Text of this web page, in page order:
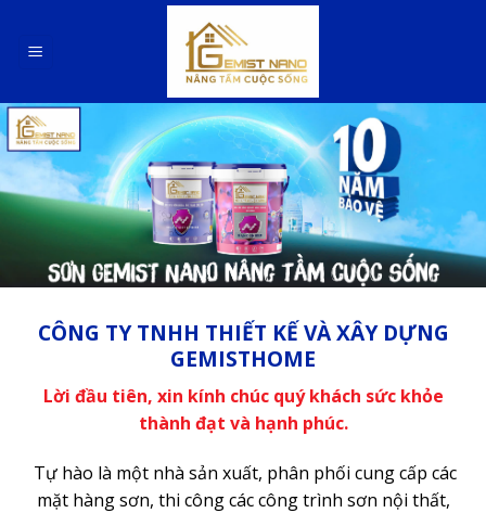
CÔNG TY TNHH THIẾT KẾ VÀ XÂY DỰNG
GEMISTHOME
Lời đầu tiên, xin kính chúc quý khách sức khỏe
thành đạt và hạnh phúc.
Tự hào là một nhà sản xuất, phân phối cung cấp các
mặt hàng sơn, thi công các công trình sơn nội thất,